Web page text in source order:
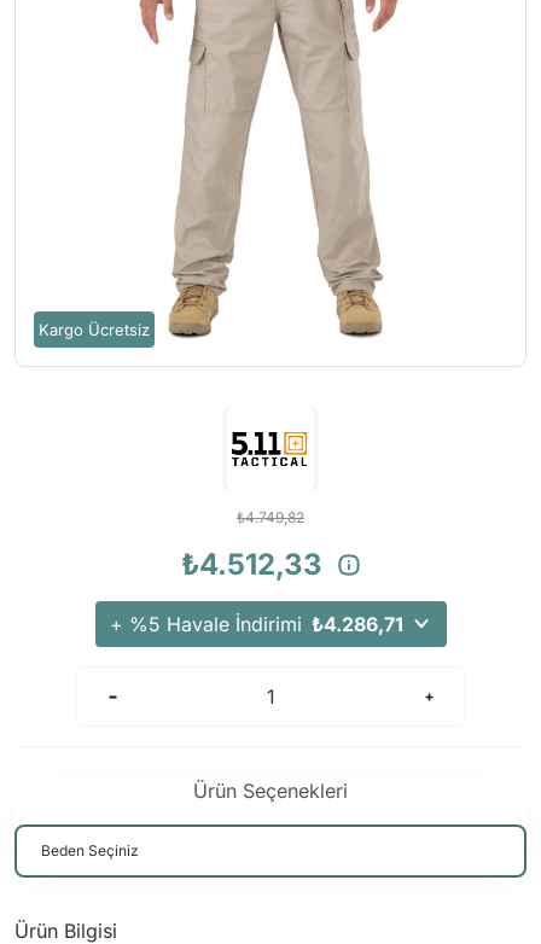
Kargo Ücretsiz
₺4.749,82
₺4.512,33
+ %5 Havale İndirimi ₺4.286,71
Ürün Seçenekleri
Ürün Bilgisi